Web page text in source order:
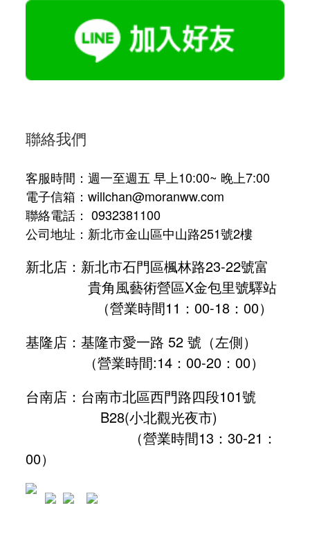
聯絡我們
客服時間：週一至週五 早上10:00~ 晚上7:00
電子信箱：willchan@moranww.com
聯絡電話： 0932381100
公司地址：新北市金山區中山路251號2樓
新北店：新北市石門區楓林路23-22號富
貴角風藝術營區X金包里號驛站
（營業時間11：00-18：00）
基隆店：基隆市愛一路 52 號（左側）
（營業時間:14：00-20：00）
台南店：台南市北區西門路四段101號
B28(小北觀光夜市)
（營業時間13：30-21：
00）